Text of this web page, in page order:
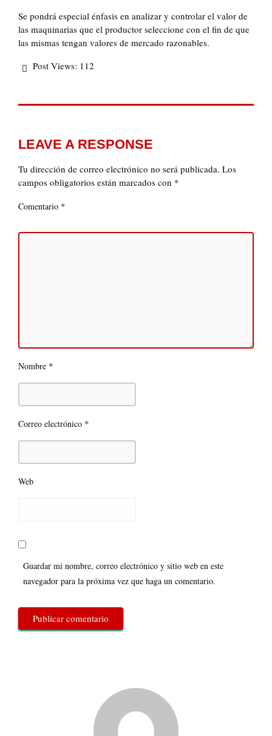
Se pondrá especial énfasis en analizar y controlar el valor de
las maquinarias que el productor seleccione con el fin de que
las mismas tengan valores de mercado razonables.
Post Views: 112
LEAVE A RESPONSE
Tu dirección de correo electrónico no será publicada. Los
campos obligatorios están marcados con *
Comentario *
Nombre *
Correo electrónico *
Web
Guardar mi nombre, correo electrónico y sitio web en este
navegador para la próxima vez que haga un comentario.